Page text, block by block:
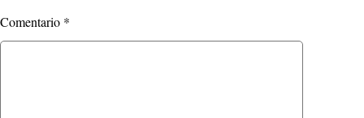
Comentario *